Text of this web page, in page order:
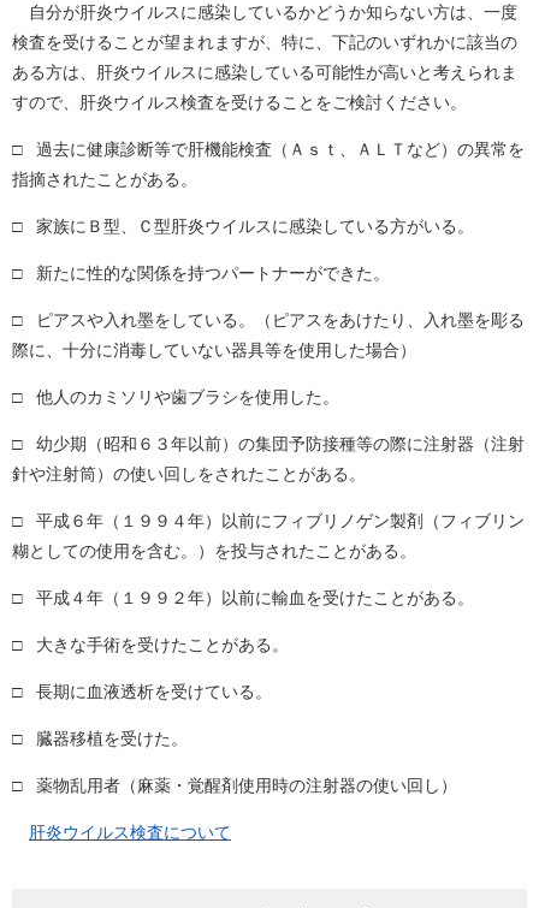
自分が肝炎ウイルスに感染しているかどうか知らない方は、一度
検査を受けることが望まれますが、特に、下記のいずれかに該当の
ある方は、肝炎ウイルスに感染している可能性が高いと考えられま
すので、肝炎ウイルス検査を受けることをご検討ください。
□ 過去に健康診断等で肝機能検査（Ａｓｔ、ＡＬＴなど）の異常を
指摘されたことがある。
□ 家族にＢ型、Ｃ型肝炎ウイルスに感染している方がいる。
□ 新たに性的な関係を持つパートナーができた。
□ ピアスや入れ墨をしている。（ピアスをあけたり、入れ墨を彫る
際に、十分に消毒していない器具等を使用した場合）
□ 他人のカミソリや歯ブラシを使用した。
□ 幼少期（昭和６３年以前）の集団予防接種等の際に注射器（注射
針や注射筒）の使い回しをされたことがある。
□ 平成６年（１９９４年）以前にフィブリノゲン製剤（フィブリン
糊としての使用を含む。）を投与されたことがある。
□ 平成４年（１９９２年）以前に輸血を受けたことがある。
□ 大きな手術を受けたことがある。
□ 長期に血液透析を受けている。
□ 臓器移植を受けた。
□ 薬物乱用者（麻薬・覚醒剤使用時の注射器の使い回し）
肝炎ウイルス検査について